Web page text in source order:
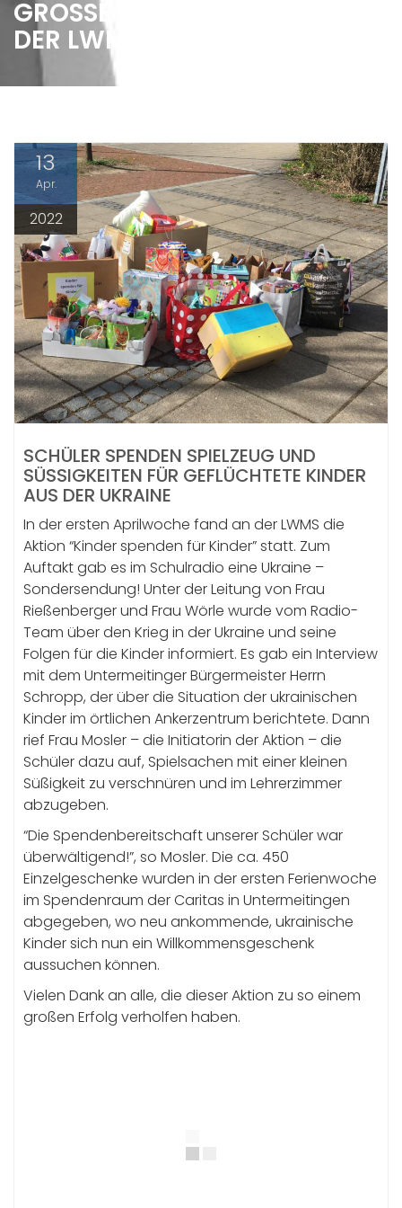
GROSSE SPENDENAKTION AN D
ER LWMS
13
Apr.
2022
SCHÜLER SPENDEN SPIELZEUG UND
SÜSSIGKEITEN FÜR GEFLÜCHTETE KINDER A
US DER UKRAINE
In der ersten Aprilwoche fand an der LWMS die
Aktion “Kinder spenden für Kinder” statt. Zum
Auftakt gab es im Schulradio eine Ukraine –
Sondersendung! Unter der Leitung von Frau
Rießenberger und Frau Wörle wurde vom Radio-
Team über den Krieg in der Ukraine und seine
Folgen für die Kinder informiert. Es gab ein Interview
mit dem Untermeitinger Bürgermeister Herrn
Schropp, der über die Situation der ukrainischen
Kinder im örtlichen Ankerzentrum berichtete. Dann
rief Frau Mosler – die Initiatorin der Aktion – die
Schüler dazu auf, Spielsachen mit einer kleinen
Süßigkeit zu verschnüren und im Lehrerzimmer
abzugeben.
“Die Spendenbereitschaft unserer Schüler war
überwältigend!”, so Mosler. Die ca. 450
Einzelgeschenke wurden in der ersten Ferienwoche
im Spendenraum der Caritas in Untermeitingen
abgegeben, wo neu ankommende, ukrainische
Kinder sich nun ein Willkommensgeschenk
aussuchen können.
Vielen Dank an alle, die dieser Aktion zu so einem
großen Erfolg verholfen haben.